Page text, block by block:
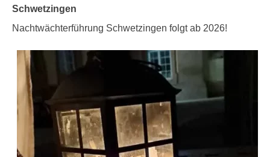
Schwetzingen
Nachtwächterführung Schwetzingen folgt ab 2026!